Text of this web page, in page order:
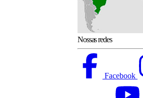
Nossas redes
Facebook